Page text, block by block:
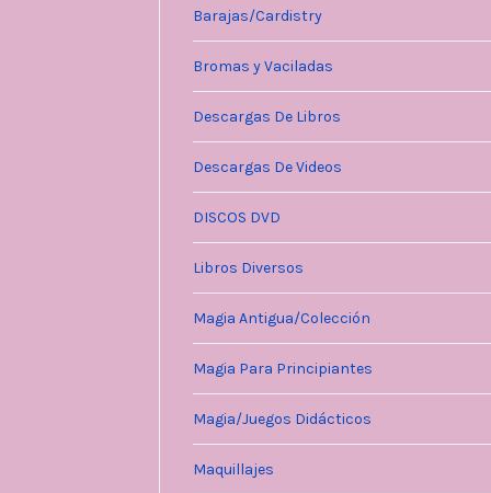
Barajas/Cardistry
Bromas y Vaciladas
Descargas De Libros
Descargas De Videos
DISCOS DVD
Libros Diversos
Magia Antigua/Colección
Magia Para Principiantes
Magia/Juegos Didácticos
Maquillajes